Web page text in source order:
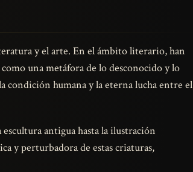
y el arte. En el ámbito literario, han
una metáfora de lo desconocido y lo
condición humana y la eterna lucha entre el
antigua hasta la ilustración
y perturbadora de estas criaturas,